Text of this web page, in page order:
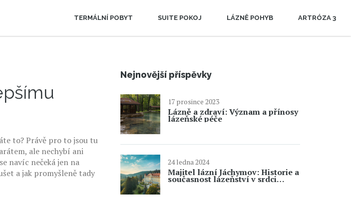
TERMÁLNÍ POBYT SUITE POKOJ LÁZNĚ POHYB ARTRÓZA 3
to? Právě pro to jsou tu
ale nechybí ani
navíc nečeká jen na
a jak promyšleně tady
Nejnovější příspěvky
17 prosince 2023
Lázně a zdraví: Význam a přínosy
lázeňské péče
24 ledna 2024
Majitel lázní Jáchymov: Historie a
současnost lázeňství v srdci
Krušných hor